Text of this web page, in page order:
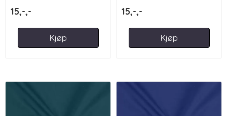
15,-,-
Kjøp
15,-,-
Kjøp